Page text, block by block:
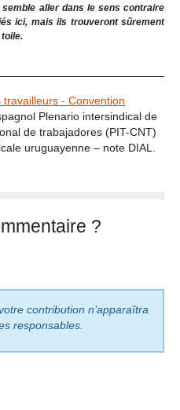
aller dans le sens contraire
ici, mais ils trouveront sûrement
- Convention
Plenario intersindical de
de trabajadores (PIT-CNT)
uruguayenne – note DIAL.
?
contribution n’apparaîtra
responsables.